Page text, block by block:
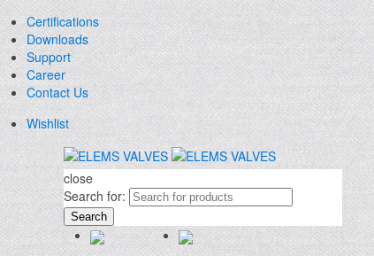
Certifications
Downloads
Support
Career
Contact Us
Wishlist
close
Search for:
Search